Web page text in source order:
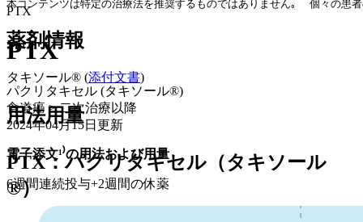
本コンテンツは特定の治療法を推奨するものではありません｡  個々の患
薬剤情報
タキソール® (添付文書)
用法用量
電子添文¹⁾の用法および用量
6週間連続投与+2週間の休薬
PTX
PTX
パクリタキセル (タキソール®)
食道癌 > 二次治療以降
2024年04月15日 更新
PTX：パクリタキセル（タキソール
®）